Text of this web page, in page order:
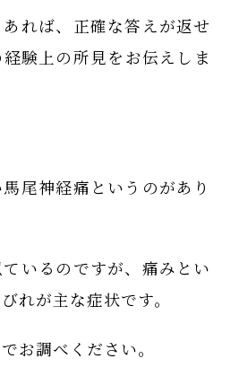
れば、正確な答えが返せ
験上の所見をお伝えしま
尾神経痛というのがあり
いるのですが、痛みとい
れが主な症状です。
お調べください。